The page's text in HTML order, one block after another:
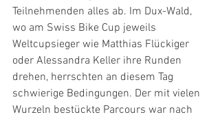
Teilnehmenden alles ab. Im Dux-Wald,
wo am Swiss Bike Cup jeweils
Weltcupsieger wie Matthias Flückiger
oder Alessandra Keller ihre Runden
drehen, herrschten an diesem Tag
schwierige Bedingungen. Der mit vielen
Wurzeln bestückte Parcours war nach